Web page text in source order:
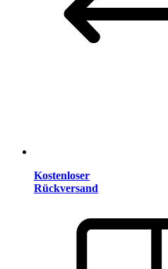
Kostenloser
Rückversand